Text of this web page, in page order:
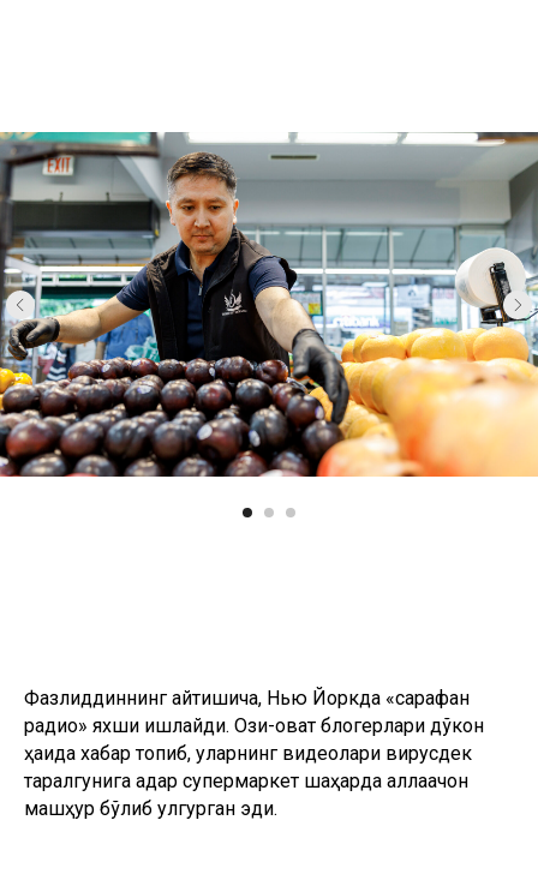
Фазлиддиннинг айтишича, Нью Йоркда «сарафан
радио» яхши ишлайди. Озиқ-овқат блогерлари дўкон
ҳақида хабар топиб, уларнинг видеолари вирусдек
тарқалгунига қадар супермаркет шаҳарда аллақачон
машҳур бўлиб улгурган эди.